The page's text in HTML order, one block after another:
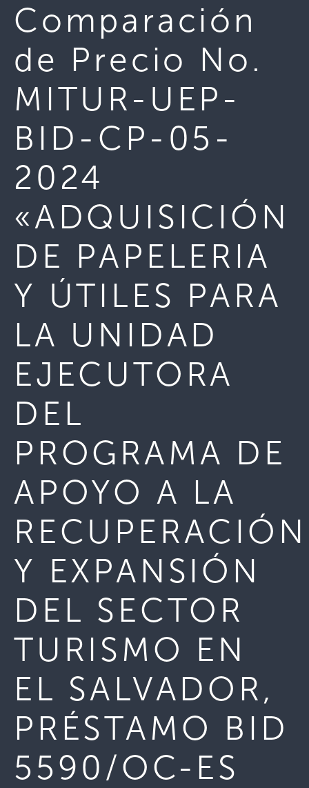
Comparación
de Precio No.
MITUR-UEP-
BID-CP-05-
2024
«ADQUISICIÓN
DE PAPELERIA
Y ÚTILES PARA
LA UNIDAD
EJECUTORA
DEL
PROGRAMA DE
APOYO A LA
RECUPERACIÓN
Y EXPANSIÓN
DEL SECTOR
TURISMO EN
EL SALVADOR,
PRÉSTAMO BID
5590/OC-ES